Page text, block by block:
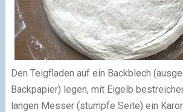
Den Teigfladen auf ein Backblech
Backpapier) legen, mit Eigelb
langen Messer (stumpfe Seite) ein